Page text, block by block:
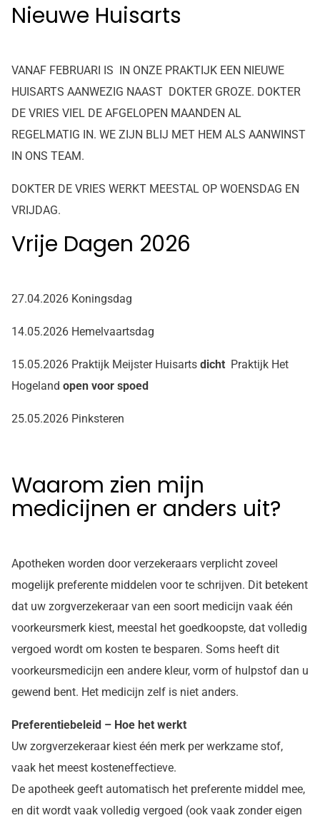
Nieuwe Huisarts
VANAF FEBRUARI IS IN ONZE PRAKTIJK EEN NIEUWE
HUISARTS AANWEZIG NAAST DOKTER GROZE. DOKTER
DE VRIES VIEL DE AFGELOPEN MAANDEN AL
REGELMATIG IN. WE ZIJN BLIJ MET HEM ALS AANWINST
IN ONS TEAM.
DOKTER DE VRIES WERKT MEESTAL OP WOENSDAG EN
VRIJDAG.
Vrije Dagen 2026
27.04.2026 Koningsdag
14.05.2026 Hemelvaartsdag
15.05.2026 Praktijk Meijster Huisarts dicht Praktijk Het
Hogeland open voor spoed
25.05.2026 Pinksteren
Waarom zien mijn
medicijnen er anders uit?
Apotheken worden door verzekeraars verplicht zoveel
mogelijk preferente middelen voor te schrijven. Dit betekent
dat uw zorgverzekeraar van een soort medicijn vaak één
voorkeursmerk kiest, meestal het goedkoopste, dat volledig
vergoed wordt om kosten te besparen. Soms heeft dit
voorkeursmedicijn een andere kleur, vorm of hulpstof dan u
gewend bent. Het medicijn zelf is niet anders.
Preferentiebeleid – Hoe het werkt
Uw zorgverzekeraar kiest één merk per werkzame stof,
vaak het meest kosteneffectieve.
De apotheek geeft automatisch het preferente middel mee,
en dit wordt vaak volledig vergoed (ook vaak zonder eigen